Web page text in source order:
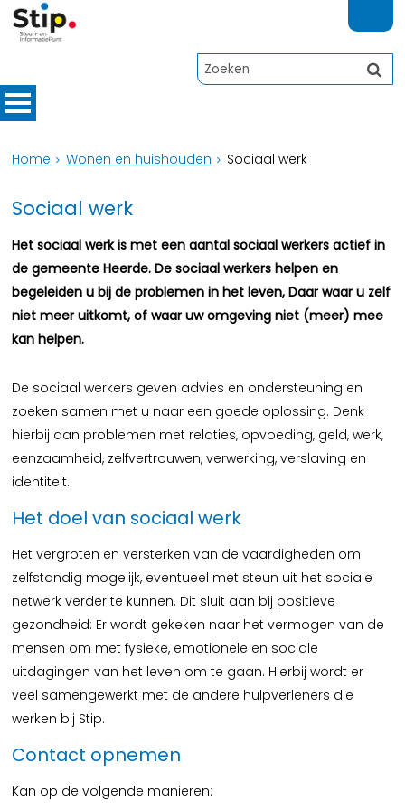
Home Wonen en huishouden Sociaal werk
Sociaal werk
Het sociaal werk is met een aantal sociaal werkers actief in
de gemeente Heerde. De sociaal werkers helpen en
begeleiden u bij de problemen in het leven, Daar waar u zelf
niet meer uitkomt, of waar uw omgeving niet (meer) mee
kan helpen.
De sociaal werkers geven advies en ondersteuning en
zoeken samen met u naar een goede oplossing. Denk
hierbij aan problemen met relaties, opvoeding, geld, werk,
eenzaamheid, zelfvertrouwen, verwerking, verslaving en
identiteit.
Het doel van sociaal werk
Het vergroten en versterken van de vaardigheden om
zelfstandig mogelijk, eventueel met steun uit het sociale
netwerk verder te kunnen. Dit sluit aan bij positieve
gezondheid: Er wordt gekeken naar het vermogen van de
mensen om met fysieke, emotionele en sociale
uitdagingen van het leven om te gaan. Hierbij wordt er
veel samengewerkt met de andere hulpverleners die
werken bij Stip.
Contact opnemen
Kan op de volgende manieren: